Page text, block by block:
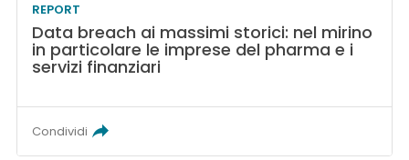
REPORT
Data breach ai massimi storici: nel mirino
in particolare le imprese del pharma e i
servizi finanziari
Condividi